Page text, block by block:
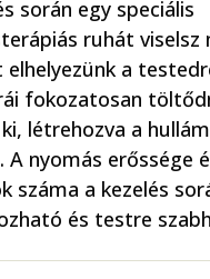
során egy speciális
ruhát viselsz
elhelyezünk a
fokozatosan
létrehozva a
A nyomás erőssége
száma a kezelés
és testre